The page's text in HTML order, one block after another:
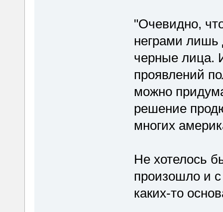
"Очевидно,
неграми лишь
черные лица.
проявлений
можно
решение
многих
Не хотелось
произошло и
каких-то